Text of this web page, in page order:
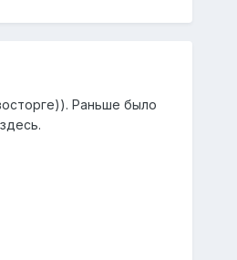
Раньше было